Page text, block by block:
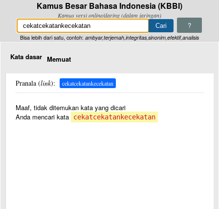
Kamus Besar Bahasa Indonesia (KBBI)
Kamus versi online/daring (dalam jaringan)
?
Bisa lebih dari satu, contoh: ambyar,terjemah,integritas,sinonim,efektif,analisis
Kata dasar Memuat
Pranala (link): cekatcekatankecekatan
Maaf, tidak ditemukan kata yang dicari
Anda mencari kata
cekatcekatankecekatan